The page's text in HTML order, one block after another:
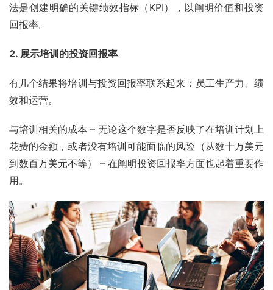
法是创建明确的关键绩效指标（KPI），以阐明价值和投资
回报率。
2. 展示培训的投资回报率
有几个结果将培训与投资回报率联系起来：员工生产力、绩
效和运营。
与培训相关的成本 – 无论这个数字是否反映了在培训计划上
花费的金额，或者没有培训可能面临的风险（从数十万美元
到数百万美元不等） – 在阐明投资回报率方面也起着重要作
用。